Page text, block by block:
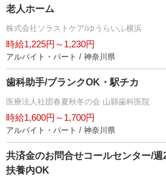
老人ホーム
株式会社ソラストケア/ゆうらいふ横浜
時給1,225円～1,230円
アルバイト・パート / 神奈川県
歯科助手/ブランクOK・駅チカ
医療法人社団春夏秋冬の会 山縣歯科医院
時給1,600円～1,700円
アルバイト・パート / 神奈川県
共済金のお問合せコールセンター/
扶養内OK